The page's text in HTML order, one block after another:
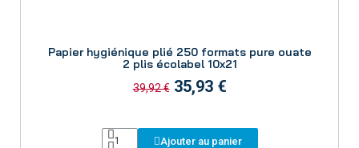
Papier hygiénique plié 250 formats pure ouate
2 plis écolabel 10x21
39,92 € 35,93 €
Ajouter au panier